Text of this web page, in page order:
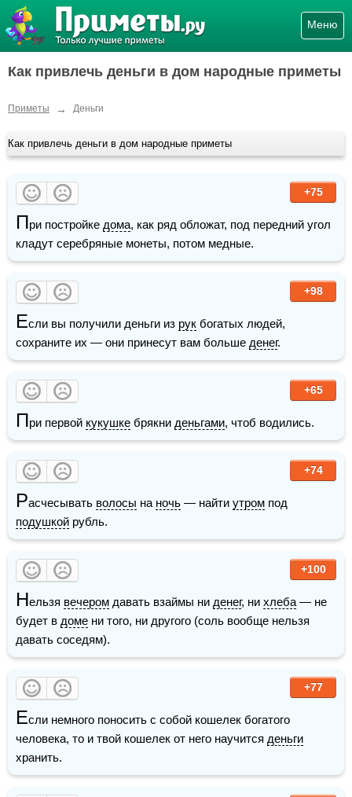
Меню
Как привлечь деньги в дом народные приметы
Приметы → Деньги
Как привлечь деньги в дом народные приметы
+75
При постройке дома, как ряд обложат, под передний угол
кладут серебряные монеты, потом медные.
+98
Если вы получили деньги из рук богатых людей,
сохраните их — они принесут вам больше денег.
+65
При первой кукушке брякни деньгами, чтоб водились.
+74
Расчесывать волосы на ночь — найти утром
подушкой рубль.
+100
Нельзя вечером давать взаймы ни денег, ни хлеба — не
будет в доме ни того, ни другого (соль вообще нельзя
давать соседям).
+77
Если немного поносить с собой кошелек богатого
человека, то и твой кошелек от него научится деньги
хранить.